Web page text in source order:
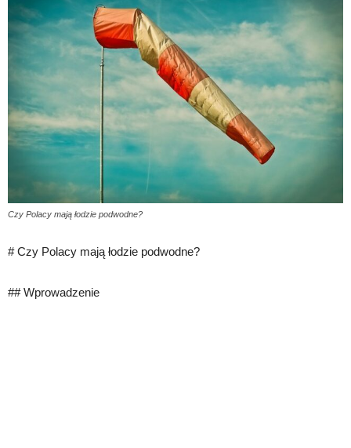
Czy Polacy mają łodzie podwodne?
# Czy Polacy mają łodzie podwodne?
## Wprowadzenie